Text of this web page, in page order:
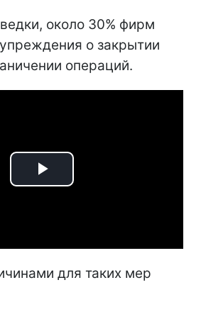
около 30% фирм
о закрытии
операций.
Play
для таких мер